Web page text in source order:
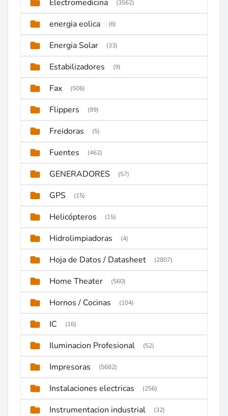
Electromedicina (3562)
energia eolica (8)
Energia Solar (33)
Estabilizadores (9)
Fax (506)
Flippers (99)
Freidoras (5)
Fuentes (462)
GENERADORES (57)
GPS (15)
Helicópteros (15)
Hidrolimpiadoras (4)
Hoja de Datos / Datasheet (2807)
Home Theater (560)
Hornos / Cocinas (104)
IC (16)
Iluminacion Profesional (52)
Impresoras (5682)
Instalaciones electricas (256)
Instrumentacion industrial (32)